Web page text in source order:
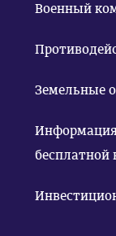
Военный
Земельные
Информация